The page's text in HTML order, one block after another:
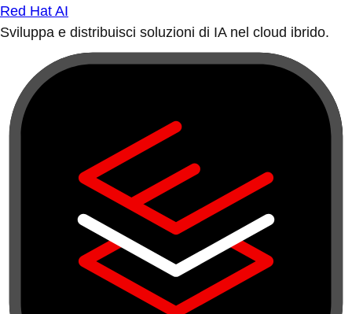
Red Hat AI
Sviluppa e distribuisci soluzioni di IA nel cloud ibrido.